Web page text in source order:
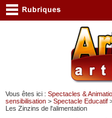
Vous êtes ici : Spectacles &
sensibilisation> Spectacle Educatif
Les Zinzins de l'alimentation